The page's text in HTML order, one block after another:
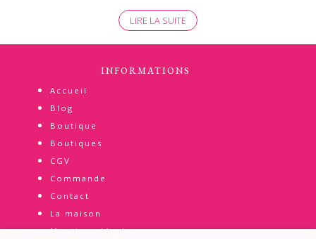
LIRE LA SUITE
INFORMATIONS
Accueil
Blog
Boutique
Boutiques
CGV
Commande
Contact
La maison
Mentions légales